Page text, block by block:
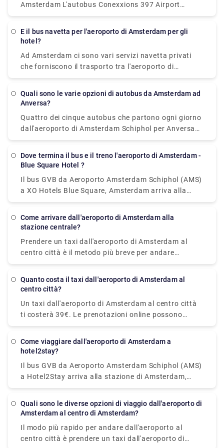
Amsterdam L'autobus Conexxions 397 Airport
Express collega l'aeroporto di Amsterdam al centro
N97 effettua servizio durante la notte.
E il bus navetta per l'aeroporto di Amsterdam per gli
hotel?
Ad Amsterdam ci sono vari servizi navetta privati
che forniscono il trasporto tra l'aeroporto di
Schiphol e il centro città. Le alternative più comuni
un servizio porta a porta dall'aeroporto
nelle vicinanze.
Quali sono le varie opzioni di autobus da Amsterdam ad
Anversa?
Quattro dei cinque autobus che partono ogni giorno
dall'aeroporto di Amsterdam Schiphol per Anversa
passano direttamente, evitando così spostamenti
percorrono il viaggio di 124 km in una media di 2 ore
autobus potrebbero arrivarci in appena 2 ore e 25
minuti. Gli autobus più lenti impiegano 3 ore e 10 m
il percorso, ma se hai un budget limitato, potresti
risparmiare qualche centesimo.
Dove termina il bus e il treno l'aeroporto di Amsterdam -
Blue Square Hotel ?
Il bus GVB da Aeroporto Amsterdam Schiphol (AMS)
a XO Hotels Blue Square, Amsterdam arriva alla
stazione di Amsterdam, Burg. stazione di
Aeroporto Amsterdam Schiphol (AMS) a XO Hotels
Amsterdam Sloterdijk.
Come arrivare dall'aeroporto di Amsterdam alla
stazione centrale?
Prendere un taxi dall'aeroporto di Amsterdam al
centro città è il metodo più breve per andare
dall'aeroporto al centro città. Nonostante il costo
15-20 minuti. Il treno è il mezzo di trasporto
5,40€ e il viaggio dura circa 20 minuti. A differenza
di un trasferimento locale, un trasporto privato è
dall'aereo. Non c'è bisogno di fare la fila o stare
attenti ai taxi non autorizzati. Rydue è un fornitore
di servizi affidabile ed efficace per la prenotazione
di trasporti privati!
Quanto costa il taxi dall'aeroporto di Amsterdam al
centro città?
Un taxi dall'aeroporto di Amsterdam al centro città
ti costerà 39€. Le prenotazioni online possono
costare fino a 55€. Tuttavia, potrebbero essere
bagaglio, la guida notturna e i viaggi nei giorni
Come viaggiare dall'aeroporto di Amsterdam a
hotel2stay?
Il bus GVB da Aeroporto Amsterdam Schiphol (AMS)
a Hotel2Stay arriva alla stazione di Amsterdam,
Station Sloterdijk. Mentre i servizi ferroviari da
Amsterdam sono offerti da Dutch Railways (NS) e
metodo più rapido per andare da Aeroporto
Amsterdam Schiphol (AMS) a Hotel2Stay,
Quali sono le diverse opzioni di viaggio dall'aeroporto di
Amsterdam al centro di Amsterdam?
Il modo più rapido per andare dall'aeroporto al
centro città è prendere un taxi dall'aeroporto di